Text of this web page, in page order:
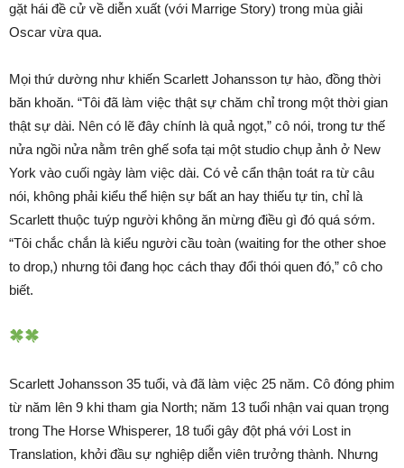
gặt hái đề cử về diễn xuất (với Marrige Story) trong mùa giải
Oscar vừa qua.
Mọi thứ dường như khiến Scarlett Johansson tự hào, đồng thời
băn khoăn. “Tôi đã làm việc thật sự chăm chỉ trong một thời gian
thật sự dài. Nên có lẽ đây chính là quả ngọt,” cô nói, trong tư thế
nửa ngồi nửa nằm trên ghế sofa tại một studio chụp ảnh ở New
York vào cuối ngày làm việc dài. Có vẻ cẩn thận toát ra từ câu
nói, không phải kiểu thể hiện sự bất an hay thiếu tự tin, chỉ là
Scarlett thuộc tuýp người không ăn mừng điều gì đó quá sớm.
“Tôi chắc chắn là kiểu người cầu toàn (waiting for the other shoe
to drop,) nhưng tôi đang học cách thay đổi thói quen đó,” cô cho
biết.
Scarlett Johansson 35 tuổi, và đã làm việc 25 năm. Cô đóng phim
từ năm lên 9 khi tham gia North; năm 13 tuổi nhận vai quan trọng
trong The Horse Whisperer, 18 tuổi gây đột phá với Lost in
Translation, khởi đầu sự nghiệp diễn viên trưởng thành. Nhưng